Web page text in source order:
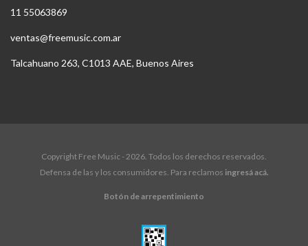
11 55063869
ventas@freemusic.com.ar
Talcahuano 263, C1013 AAE, Buenos Aires
Copyright Free Music - 2026. Todos los derechos reservados.
Defensa de las y los consumidores. Para reclamos ingresá acá.
Botón de arrepentimiento